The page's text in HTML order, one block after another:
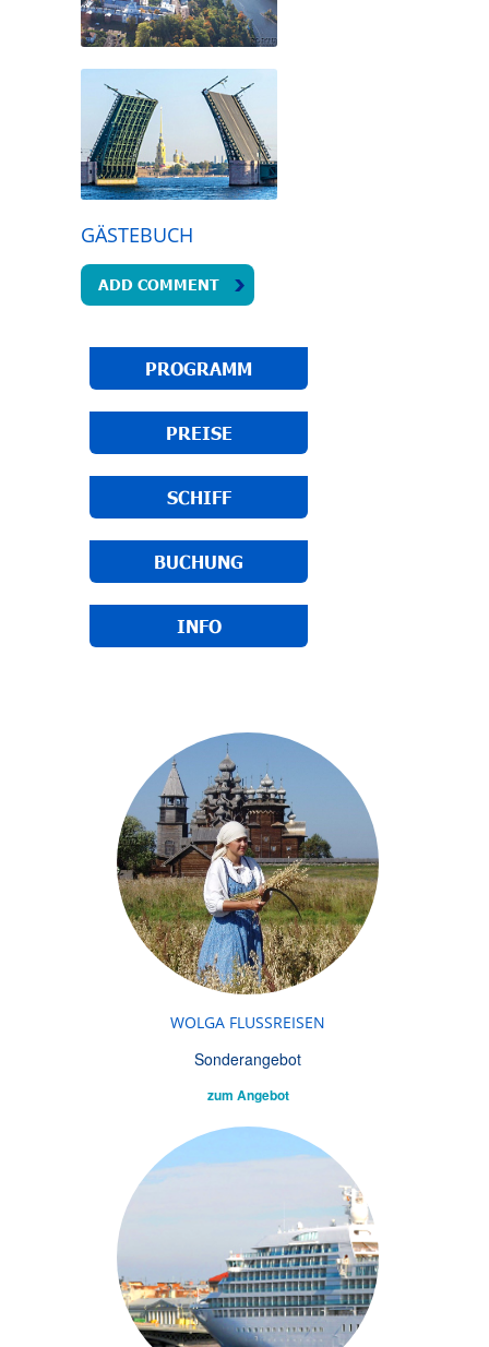
GÄSTEBUCH
ADD COMMENT
PROGRAMM
PREISE
SCHIFF
BUCHUNG
INFO
WOLGA FLUSSREISEN
Sonderangebot
zum Angebot